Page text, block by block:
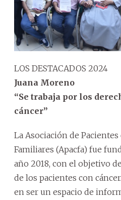
LOS DESTACADOS 2024
Juana Moreno
“Se trabaja por los
cáncer”
La Asociación de
Familiares (Apacfa) fue
año 2018, con el objetivo
de los pacientes con
en ser un espacio de